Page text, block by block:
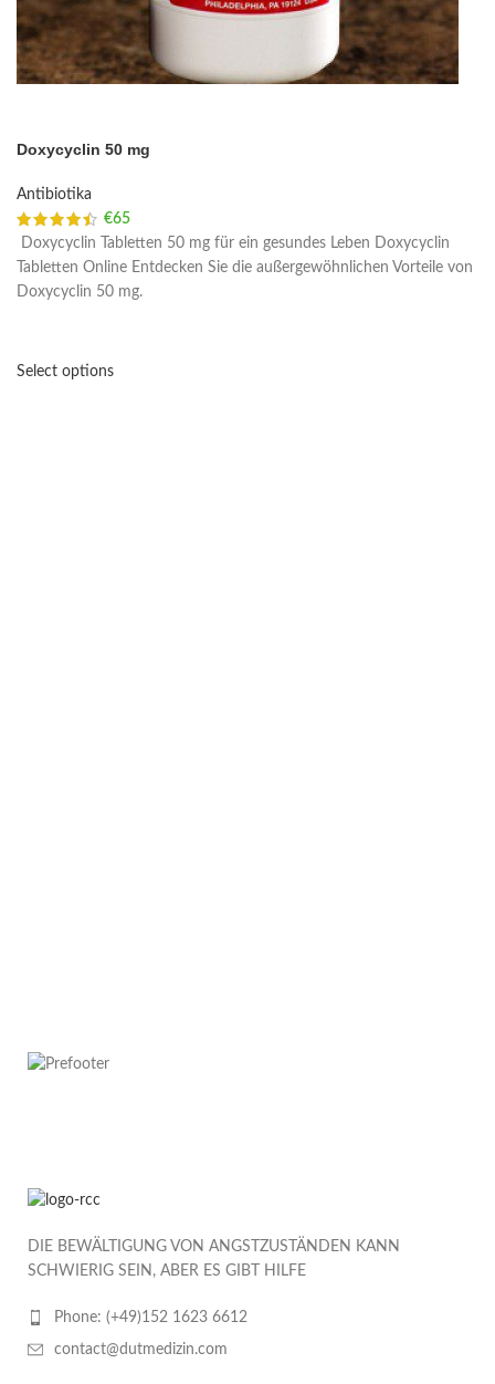
Doxycyclin 50 mg
Antibiotika
€65
Doxycyclin Tabletten 50 mg für ein gesundes Leben Doxycyclin
Tabletten Online Entdecken Sie die außergewöhnlichen Vorteile von
Doxycyclin 50 mg.
Select options
DIE BEWÄLTIGUNG VON ANGSTZUSTÄNDEN KANN
SCHWIERIG SEIN, ABER ES GIBT HILFE
Phone: (+49)152 1623 6612
contact@dutmedizin.com